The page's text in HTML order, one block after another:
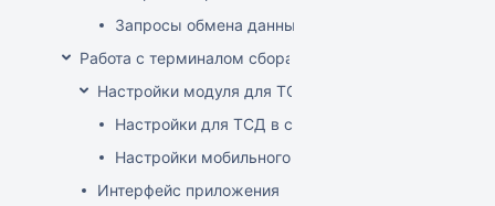
Запросы обмена данными
Работа с терминалом сбора данных (ТСД)
Настройки модуля для ТСД
Настройки для ТСД в системе
Настройки мобильного приложения
Интерфейс приложения